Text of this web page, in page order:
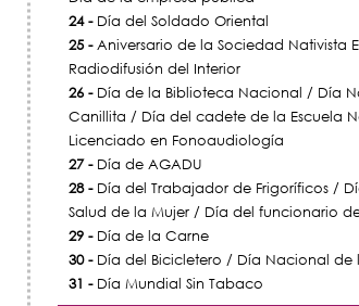
24 -Día del Soldado Oriental
25 -Aniversario de la Sociedad Nativista
Radiodifusión del Interior
26 -Día de la Biblioteca Nacional / Día
Canillita / Día del cadete de la Escuela
Licenciado en Fonoaudiología
27 -Día de AGADU
28 -Día del Trabajador de Frigoríficos /
Salud de la Mujer / Día del funcionario
29 -Día de la Carne
30 -Día del Bicicletero / Día Nacional de
31 -Día Mundial Sin Tabaco